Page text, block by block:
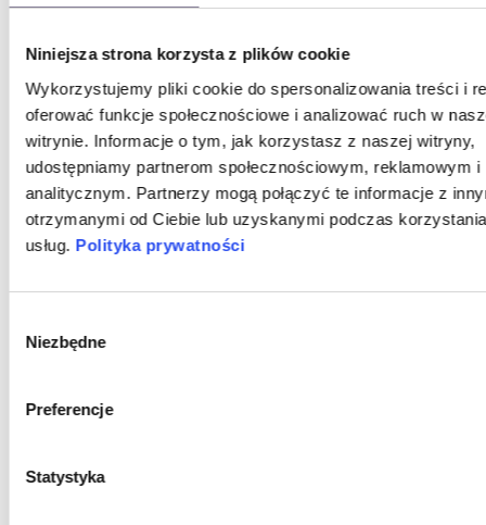
Niniejsza strona korzysta z plików cookie
Wykorzystujemy pliki cookie do spersonalizowania treści i
oferować funkcje społecznościowe i analizować ruch w
witrynie. Informacje o tym, jak korzystasz z naszej witryny,
udostępniamy partnerom społecznościowym, reklamowym i
analitycznym. Partnerzy mogą połączyć te informacje z
otrzymanymi od Ciebie lub uzyskanymi podczas
usług. Polityka prywatności
zgody
Niezbędne
Preferencje
Statystyka
Tissot Le Locle 29mm...
Cena
3 700,00 zł